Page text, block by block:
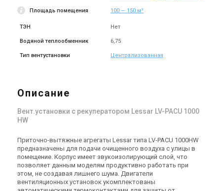
Площадь помещения 100 — 150 м²
ТЭН Нет
Водяной теплообменник 6,75
Тип вентустановки Централизованная
Описание
Вент.установки с рекуператором Lessar LV-PACU 1000
HW
Приточно-вытяжные агрегаты Lessar типа LV-PACU 1000HW
предназначены для подачи очищенного воздуха с улицы в
помещение. Корпус имеет звукоизолирующий слой, что
позволяет данным моделям продуктивно работать при
этом, не создавая лишнего шума. Двигатели
вентиляционных установок укомплектованы